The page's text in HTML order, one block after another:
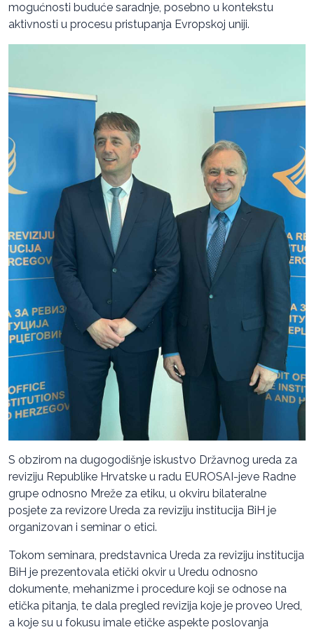
mogućnosti buduće saradnje, posebno u kontekstu
aktivnosti u procesu pristupanja Evropskoj uniji.
S obzirom na dugogodišnje iskustvo Državnog ureda za
reviziju Republike Hrvatske u radu EUROSAI-jeve Radne
grupe odnosno Mreže za etiku, u okviru bilateralne
posjete za revizore Ureda za reviziju institucija BiH je
organizovan i seminar o etici.
Tokom seminara, predstavnica Ureda za reviziju institucija
BiH je prezentovala etički okvir u Uredu odnosno
dokumente, mehanizme i procedure koji se odnose na
etička pitanja, te dala pregled revizija koje je proveo Ured,
a koje su u fokusu imale etičke aspekte poslovanja